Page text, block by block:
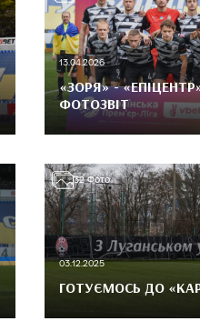
13.04.2026
«ЗОРЯ» -
ФОТОЗВІТ
32Фото
03.12.2025
ГОТУЄМОСЬ ДО